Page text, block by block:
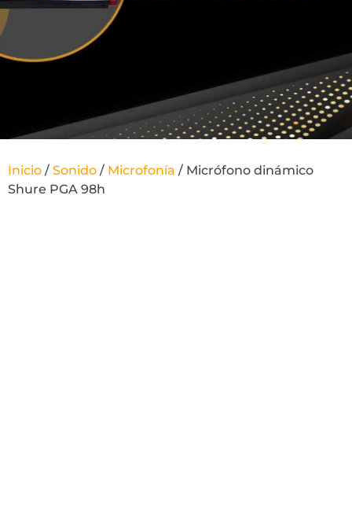
Inicio / Sonido / Microfonía / Micrófono dinámico
Shure PGA 98h